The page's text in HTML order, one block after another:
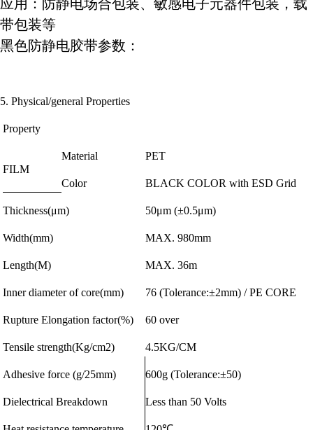
应用：防静电场合包装、敏感电子元器件包装，载
带包装等
黑色防静电胶带参数：
5. Physical/general Properties
Property
FILM
Material PET
Color BLACK COLOR with ESD Grid
Thickness(μm) 50μm (±0.5μm)
Width(mm) MAX. 980mm
Length(M) MAX. 36m
Inner diameter of core(mm) 76 (Tolerance:±2mm) / PE CORE
Rupture Elongation factor(%) 60 over
Tensile strength(Kg/cm2) 4.5KG/CM
Adhesive force (g/25mm) 600g (Tolerance:±50)
Dielectrical Breakdown Less than 50 Volts